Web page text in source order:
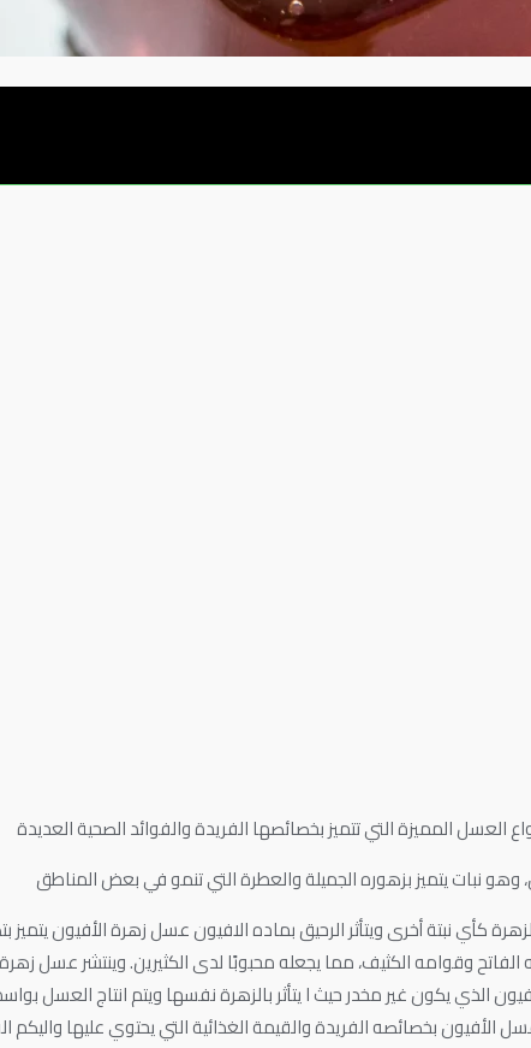
المميزة التي تتميز بخصائصها الفريدة والفوائد الصحية العديدة
نبات يتميز بزهوره الجميلة والعطرة التي تنمو في بعض المناطق
كأي نبتة أخرى ويتأثر الرحيق بماده الافيون عسل زهرة الأفيون يتميز
وقوامه الكثيف، مما يجعله محبوبًا لدى الكثيرين. وينتشر عسل
الذي يكون غير مخدر حيث ا يتأثر بالزهرة نفسها ويتم انتاج العسل
الأفيون بخصائصه الفريدة والقيمة الغذائية التي يحتوي عليها واليكم